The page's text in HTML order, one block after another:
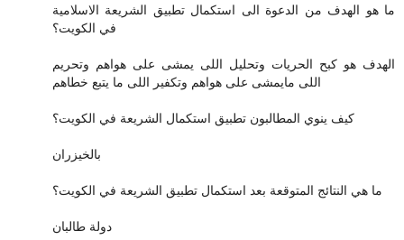
ما هو الهدف من الدعوة الى استكمال تطبيق الشريعة الاسلامية
في الكويت؟
الهدف هو كبح الحريات وتحليل اللى يمشى على هواهم وتحريم
اللى مايمشى على هواهم وتكفير اللى ما يتبع خطاهم
كيف ينوي المطالبون تطبيق استكمال الشريعة في الكويت؟
بالخيزران
ما هي النتائج المتوقعة بعد استكمال تطبيق الشريعة في الكويت؟
دولة طالبان